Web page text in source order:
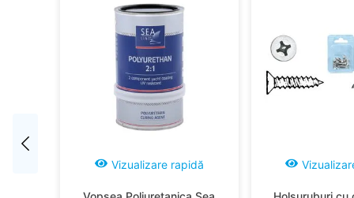
Vizualizare rapidă